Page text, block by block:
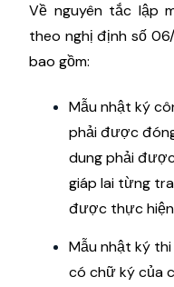
Về nguyên tắc lập
theo nghị định số
bao gồm:
Mẫu nhật ký
phải được
dung phải
giáp lai từng
được thực hiện
Mẫu nhật ký
có chữ ký của